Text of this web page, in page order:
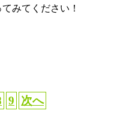
みてください！
9 次へ